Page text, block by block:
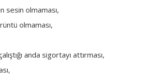
sesin olmaması,
olmaması,
anda sigortayı attırması,